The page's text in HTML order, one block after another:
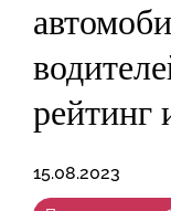
рейтинг
15.08.2023